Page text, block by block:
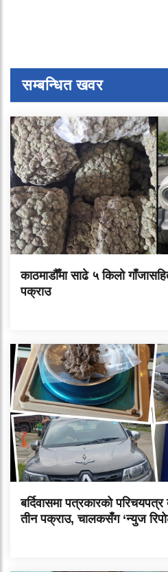
सम्बन्धित खवर
काठमाडौँमा साढे ५ किलो
पक्राउ
बर्दिवासमा पत्रकारको
तीन पक्राउ, चालकसँग ‘न्युज